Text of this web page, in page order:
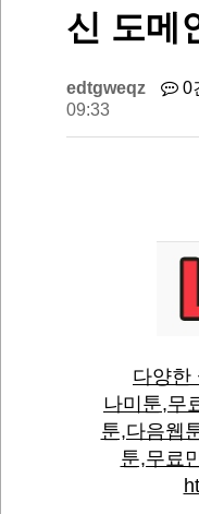
신 도메
edtgweqz 0
09:33
다양한
나미툰,무
툰,다음웹
툰,무료